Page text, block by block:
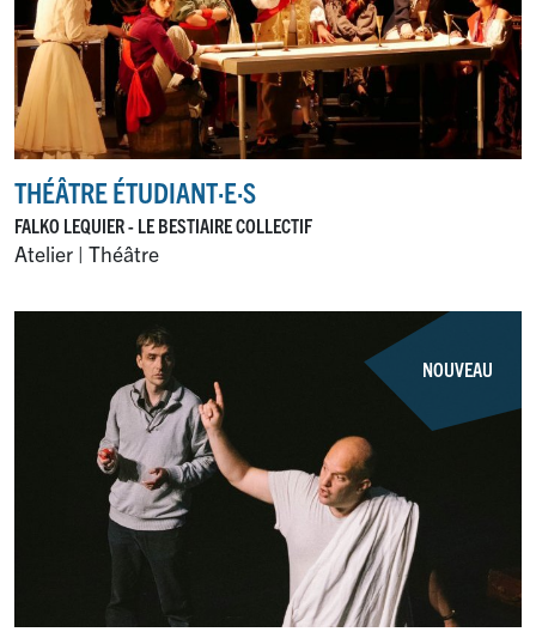
THÉÂTRE ÉTUDIANT·E·S
FALKO LEQUIER - LE BESTIAIRE COLLECTIF
Atelier | Théâtre
NOUVEAU